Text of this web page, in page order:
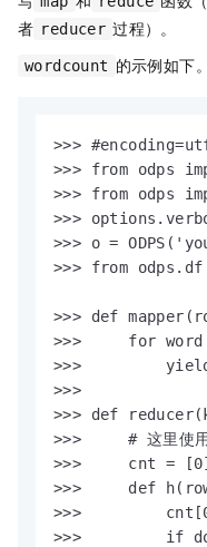
者 reducer 过程）。
wordcount 的示例如下。
>>>
>>> from odps
>>> from odps
>>>
>>> o =
>>> from odps.df
>>> def
>>>     for
>>>         yield
>>>
>>> def
>>>     # 这里使用
>>>     cnt = [0]
>>>     def h(row,
>>>
>>>         if